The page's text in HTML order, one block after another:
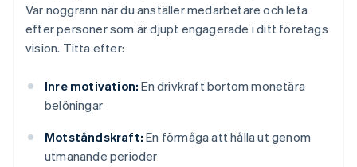
Var noggrann när du anställer medarbetare och leta
efter personer som är djupt engagerade i ditt företags
vision. Titta efter:
Inre motivation: En drivkraft bortom monetära
belöningar
Motståndskraft: En förmåga att hålla ut genom
utmanande perioder